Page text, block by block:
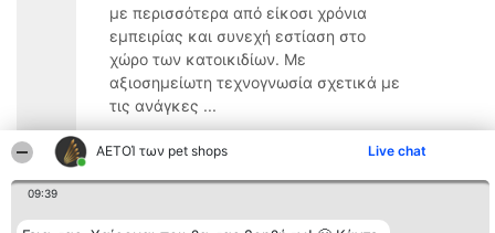
ΑΕΤΟΊ των pet shops Live chat
09:39
με περισσότερα από είκοσι χρόνια
εμπειρίας και συνεχή εστίαση στο
χώρο των κατοικιδίων. Με
αξιοσημείωτη τεχνογνωσία σχετικά με
τις ανάγκες ...
9.4
Διοργανωτής της
Κατάταξη Επικοινωνία